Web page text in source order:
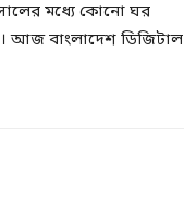
সালের মধ্যে কোনো ঘর
আজ বাংলাদেশ ডিজিটাল